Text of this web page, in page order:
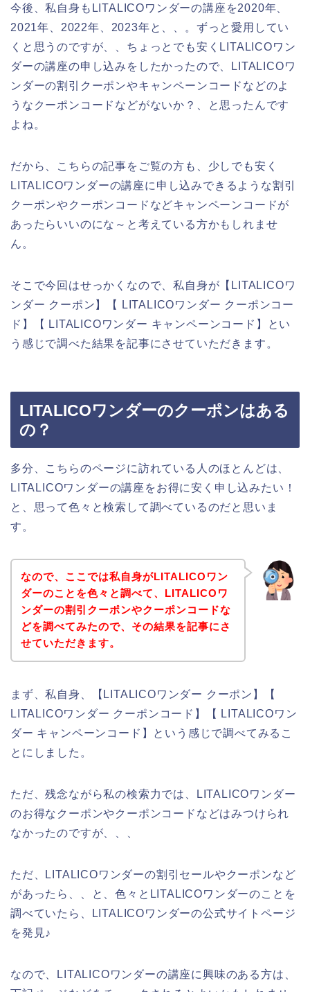
今後、私自身もLITALICOワンダーの講座を2020年、
2021年、2022年、2023年と、、。ずっと愛用してい
くと思うのですが、、ちょっとでも安くLITALICOワン
ダーの講座の申し込みをしたかったので、LITALICOワ
ンダーの割引クーポンやキャンペーンコードなどのよ
うなクーポンコードなどがないか？、と思ったんです
よね。
だから、こちらの記事をご覧の方も、少しでも安く
LITALICOワンダーの講座に申し込みできるような割引
クーポンやクーポンコードなどキャンペーンコードが
あったらいいのにな～と考えている方かもしれませ
ん。
そこで今回はせっかくなので、私自身が【LITALICOワ
ンダー クーポン】【 LITALICOワンダー クーポンコー
ド】【 LITALICOワンダー キャンペーンコード】とい
う感じで調べた結果を記事にさせていただきます。
LITALICOワンダーのクーポンはある
の？
多分、こちらのページに訪れている人のほとんどは、
LITALICOワンダーの講座をお得に安く申し込みたい！
と、思って色々と検索して調べているのだと思いま
す。
なので、ここでは私自身がLITALICOワン
ダーのことを色々と調べて、LITALICOワ
ンダーの割引クーポンやクーポンコードな
どを調べてみたので、その結果を記事にさ
せていただきます。
まず、私自身、【LITALICOワンダー クーポン】【
LITALICOワンダー クーポンコード】【 LITALICOワン
ダー キャンペーンコード】という感じで調べてみるこ
とにしました。
ただ、残念ながら私の検索力では、LITALICOワンダー
のお得なクーポンやクーポンコードなどはみつけられ
なかったのですが、、、
ただ、LITALICOワンダーの割引セールやクーポンなど
があったら、、と、色々とLITALICOワンダーのことを
調べていたら、LITALICOワンダーの公式サイトページ
を発見♪
なので、LITALICOワンダーの講座に興味のある方は、